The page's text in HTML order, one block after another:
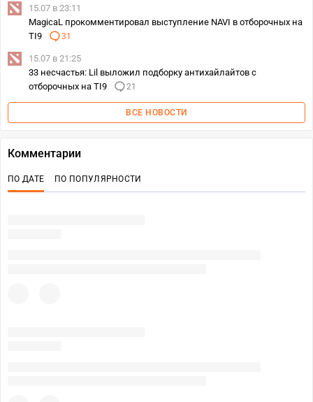
15.07 в 23:11
MagicaL прокомментировал выступление NAVI в отборочных на
TI9
31
15.07 в 21:25
33 несчастья: Lil выложил подборку антихайлайтов с
отборочных на TI9
21
ВСЕ НОВОСТИ
Комментарии
ПО ДАТЕ ПО ПОПУЛЯРНОСТИ